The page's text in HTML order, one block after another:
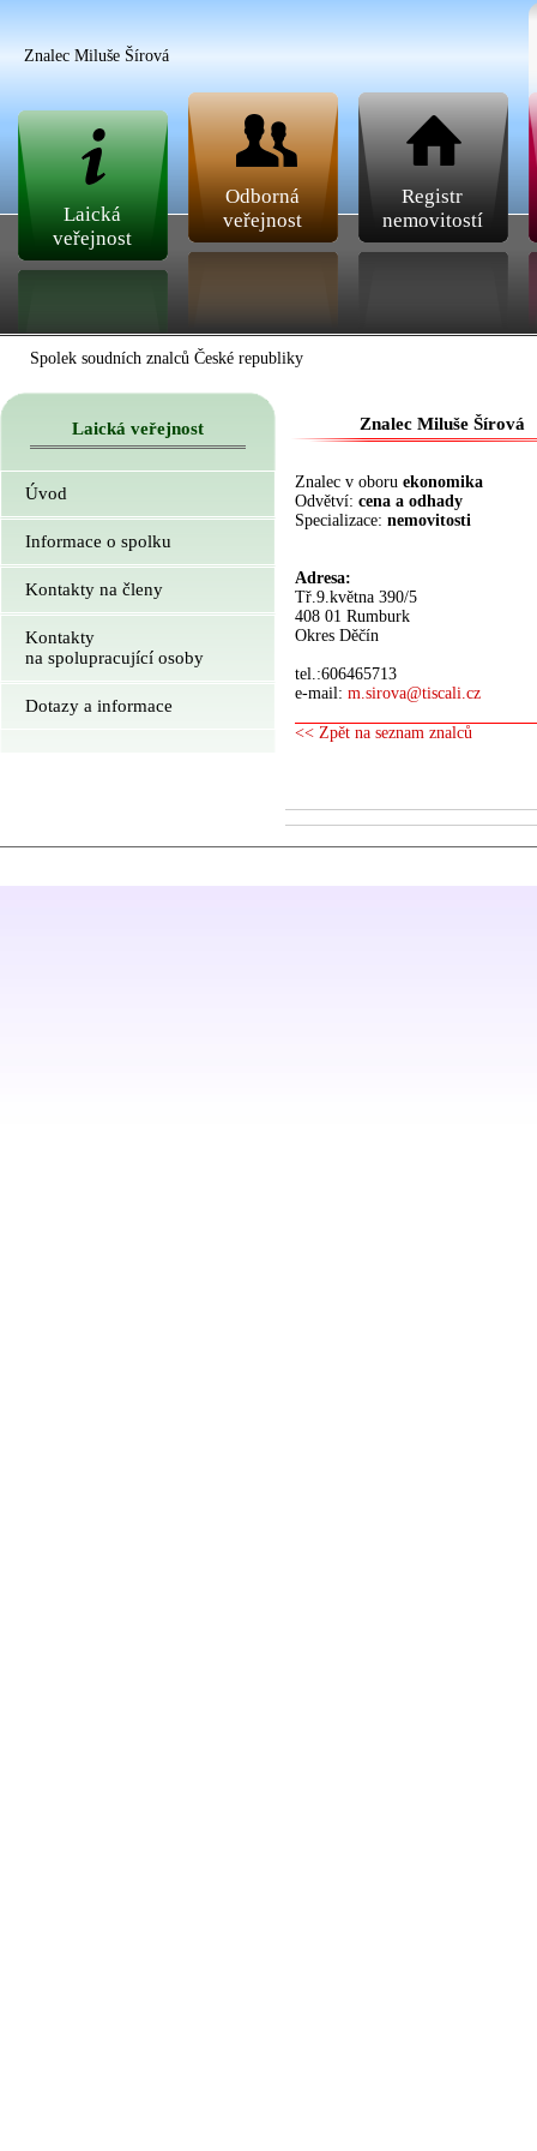
Znalec Miluše Šírová
Laická
veřejnost
Odborná
veřejnost
Registr
nemovitostí
Spolek soudních znalců České republiky
Znalec Miluše Šírová
Znalec v oboru ekonomika
Odvětví: cena a odhady
Specializace: nemovitosti
Adresa:
Tř.9.května 390/5
408 01 Rumburk
Okres Děčín
tel.:606465713
e-mail: m.sirova@tiscali.cz
<< Zpět na seznam znalců
Laická veřejnost
Úvod
Informace o spolku
Kontakty na členy
Kontakty
na spolupracující osoby
Dotazy a informace